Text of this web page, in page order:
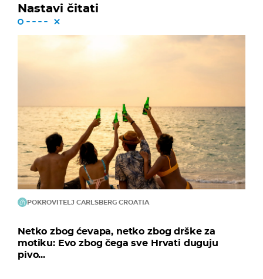
Nastavi čitati
POKROVITELJ CARLSBERG CROATIA
Netko zbog ćevapa, netko zbog drške za
motiku: Evo zbog čega sve Hrvati duguju
pivo...